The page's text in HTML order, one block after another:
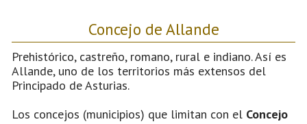
Concejo de Allande
Prehistórico, castreño, romano, rural e indiano. Así es
Allande, uno de los territorios más extensos del
Principado de Asturias.
Los concejos (municipios) que limitan con el Concejo